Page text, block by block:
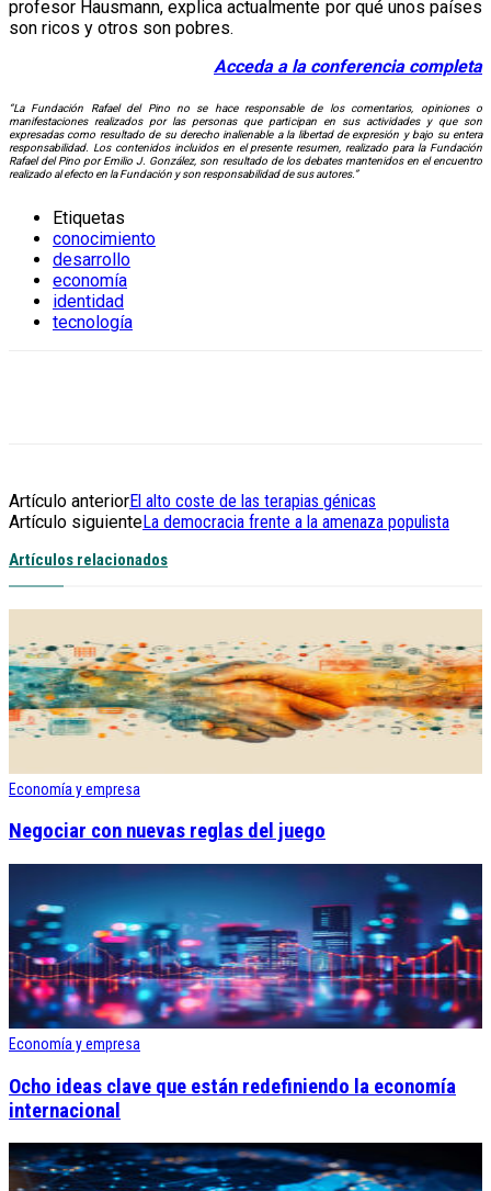
profesor Hausmann, explica actualmente por qué unos países
son ricos y otros son pobres.
Acceda a la conferencia completa
“La Fundación Rafael del Pino no se hace responsable de los comentarios, opiniones o
manifestaciones realizados por las personas que participan en sus actividades y que son
expresadas como resultado de su derecho inalienable a la libertad de expresión y bajo su entera
responsabilidad. Los contenidos incluidos en el presente resumen, realizado para la Fundación
Rafael del Pino por Emilio J. González, son resultado de los debates mantenidos en el encuentro
realizado al efecto en la Fundación y son responsabilidad de sus autores.”
Etiquetas
conocimiento
desarrollo
economía
identidad
tecnología
Artículo anteriorEl alto coste de las terapias génicas
Artículo siguienteLa democracia frente a la amenaza populista
Artículos relacionados
Economía y empresa
Negociar con nuevas reglas del juego
Economía y empresa
Ocho ideas clave que están redefiniendo la economía
internacional